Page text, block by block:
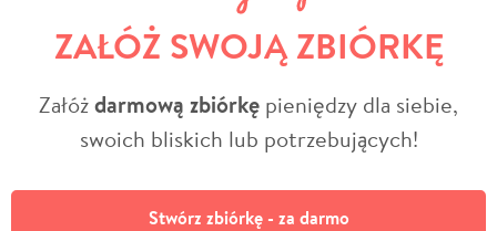
ZAŁÓŻ SWOJĄ ZBIÓRKĘ
Załóżdarmową zbiórkę pieniędzy dla siebie,
swoich bliskich lub potrzebujących!
Stwórz zbiórkę - za darmo